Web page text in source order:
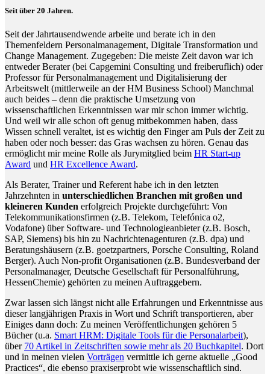
Seit über 20 Jahren.
Seit der Jahrtausendwende arbeite und berate ich in den
Themenfeldern Personalmanagement, Digitale Transformation und
Change Management. Zugegeben: Die meiste Zeit davon war ich
entweder Berater (bei Capgemini Consulting und freiberuflich) oder
Professor für Personalmanagement und Digitalisierung der
Arbeitswelt (mittlerweile an der HM Business School) Manchmal
auch beides – denn die praktische Umsetzung von
wissenschaftlichen Erkenntnissen war mir schon immer wichtig.
Und weil wir alle schon oft genug mitbekommen haben, dass
Wissen schnell veraltet, ist es wichtig den Finger am Puls der Zeit zu
haben oder noch besser: das Gras wachsen zu hören. Genau das
ermöglicht mir meine Rolle als Jurymitglied beim HR Start-up
Award und HR Excellence Award.
Als Berater, Trainer und Referent habe ich in den letzten
Jahrzehnten in unterschiedlichen Branchen mit großen und
kleineren Kunden erfolgreich Projekte durchgeführt: Von
Telekommunikationsfirmen (z.B. Telekom, Telefónica o2,
Vodafone) über Software- und Technologieanbieter (z.B. Bosch,
SAP, Siemens) bis hin zu Nachrichtenagenturen (z.B. dpa) und
Beratungshäusern (z.B. goetzpartners, Porsche Consulting, Roland
Berger). Auch Non-profit Organisationen (z.B. Bundesverband der
Personalmanager, Deutsche Gesellschaft für Personalführung,
HessenChemie) gehörten zu meinen Auftraggebern.
Zwar lassen sich längst nicht alle Erfahrungen und Erkenntnisse aus
dieser langjährigen Praxis in Wort und Schrift transportieren, aber
Einiges dann doch: Zu meinen Veröffentlichungen gehören 5
Bücher (u.a. Smart HRM: Digitale Tools für die Personalarbeit),
über 70 Artikel in Zeitschriften sowie mehr als 20 Buchkapitel. Dort
und in meinen vielen Vorträgen vermittle ich gerne aktuelle „Good
Practices“, die ebenso praxiserprobt wie wissenschaftlich sind.